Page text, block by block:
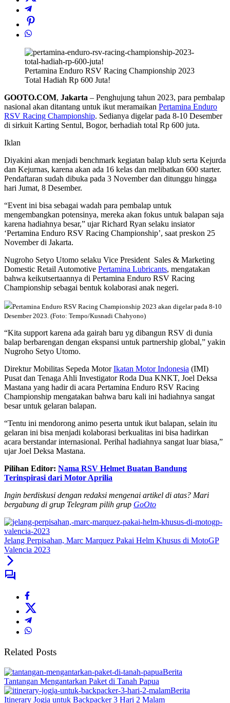
Pertamina Enduro RSV Racing Championship 2023
Total Hadiah Rp 600 Juta!
GOOTO.COM, Jakarta – Penghujung tahun 2023, para pembalap
nasional akan ditantang untuk ikut meramaikan Pertamina Enduro
RSV Racing Championship. Sedianya digelar pada 8-10 Desember
di sirkuit Karting Sentul, Bogor, berhadiah total Rp 600 juta.
Iklan
Diyakini akan menjadi benchmark kegiatan balap klub serta Kejurda
dan Kejurnas, karena akan ada 16 kelas dan melibatkan 600 starter.
Pendaftaran sudah dibuka pada 3 November dan ditunggu hingga
hari Jumat, 8 Desember.
“Event ini bisa sebagai wadah para pembalap untuk
mengembangkan potensinya, mereka akan fokus untuk balapan saja
karena hadiahnya besar,” ujar Richard Ryan selaku insiator
‘Pertamina Enduro RSV Racing Championship’, saat preskon 25
November di Jakarta.
Nugroho Setyo Utomo selaku Vice President Sales & Marketing
Domestic Retail Automotive Pertamina Lubricants, mengatakan
bahwa keikutsertaannya di Pertamina Enduro RSV Racing
Championship sebagai bentuk kolaborasi anak negeri.
Pertamina Enduro RSV Racing Championship 2023 akan digelar pada 8-10
Desember 2023. (Foto: Tempo/Kusnadi Chahyono)
“Kita support karena ada gairah baru yg dibangun RSV di dunia
balap berbarengan dengan ekspansi untuk partnership global,” yakin
Nugroho Setyo Utomo.
Direktur Mobilitas Sepeda MotorIkatan Motor Indonesia (IMI)
Pusat dan Tenaga Ahli Investigator Roda Dua KNKT, Joel Deksa
Mastana yang hadir di acara Pertamina Enduro RSV Racing
Championship mengatakan bahwa baru kali ini hadiahnya sangat
besar untuk gelaran balapan.
“Tentu ini mendorong animo peserta untuk ikut balapan, selain itu
gelaran ini bisa menjadi kolaborasi berkualitas ini bisa hadirkan
acara berstandar internasional. Perihal hadiahnya sangat luar biasa,”
ujar Joel Deksa Mastana.
Pilihan Editor: Nama RSV Helmet Buatan Bandung
Terinspirasi dari Motor Aprilia
Ingin berdiskusi dengan redaksi mengenai artikel di atas? Mari
bergabung di grup Telegram pilih grup GoOto
Jelang Perpisahan, Marc Marquez Pakai Helm Khusus di MotoGP
Valencia 2023
Related Posts
Berita
Tantangan Mengantarkan Paket di Tanah Papua
Berita
Itinerary Jogja untuk Backpacker 3 Hari 2 Malam